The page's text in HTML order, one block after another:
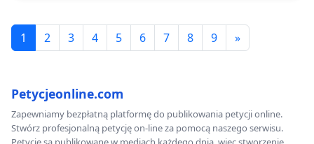
1 2 3 4 5 6 7 8 9 »
Petycjeonline.com
Zapewniamy bezpłatną platformę do publikowania petycji online.
Stwórz profesjonalną petycję on-line za pomocą naszego serwisu.